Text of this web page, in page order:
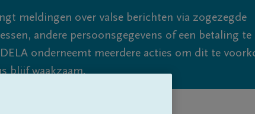
meldingen over valse berichten via zogezegde
andere persoonsgegevens of een betaling te
onderneemt meerdere acties om dit te
blijf waakzaam.